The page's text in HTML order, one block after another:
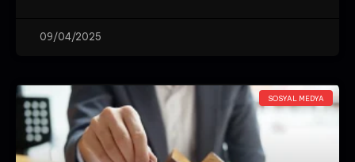
09/04/2025
SOSYAL MEDYA